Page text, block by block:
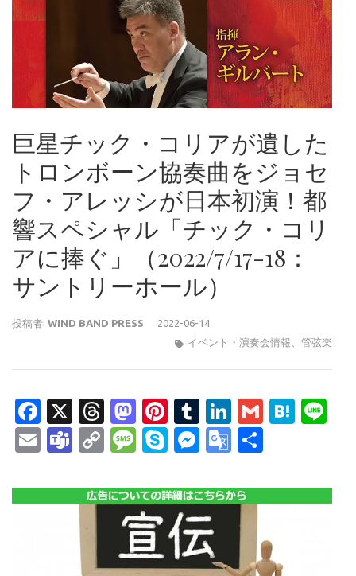
巨星チック・コリアが遺した
トロンボーン協奏曲をジョセ
フ・アレッシが日本初演！都
響スペシャル「チック・コリ
アに捧ぐ」（2022/7/17-18：
サントリーホール）
投稿者: WIND BAND PRESS
2022-06-14
イベント・演奏会情報
管弦楽
Facebook
X Threads
Mastodon
Pinterest
Tumblr
LinkedIn
Gmail
EmailTeams
CopyMessage
SkypeMessenger
Google